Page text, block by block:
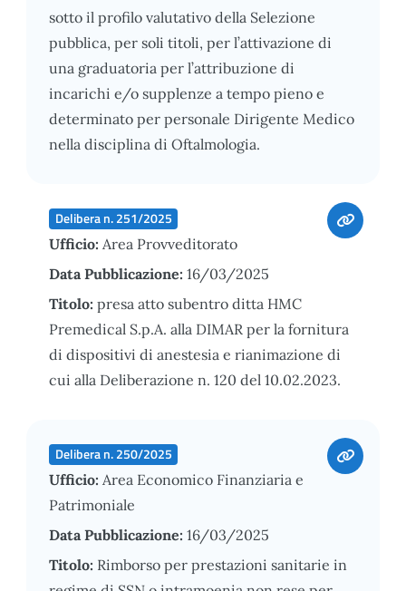
sotto il profilo valutativo della Selezione
pubblica, per soli titoli, per l’attivazione di
una graduatoria per l’attribuzione di
incarichi e/o supplenze a tempo pieno e
determinato per personale Dirigente Medico
nella disciplina di Oftalmologia.
Delibera n. 251/2025
Ufficio: Area Provveditorato
Data Pubblicazione: 16/03/2025
Titolo: presa atto subentro ditta HMC
Premedical S.p.A. alla DIMAR per la fornitura
di dispositivi di anestesia e rianimazione di
cui alla Deliberazione n. 120 del 10.02.2023.
Delibera n. 250/2025
Ufficio: Area Economico Finanziaria e
Patrimoniale
Data Pubblicazione: 16/03/2025
Titolo: Rimborso per prestazioni sanitarie in